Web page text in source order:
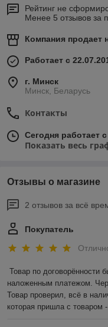
Рейтинг не
Менее 5 отзывов за
Компания продает
Работает с
г. Минск
Минск, Беларусь
Контакты
Сегодня работает
Показать весь
Отзывы о магазине
2 отзывов за всё
Покупатель
Товар по договорённости
наложенным платежом.
Товар проверил, всё в
которая пришла с товаром